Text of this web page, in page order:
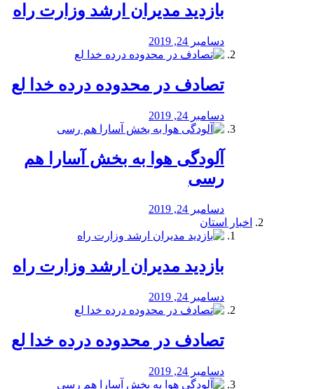
بازدید مدیران ارشد وزارت راه
دسامبر 24, 2019
تصادف در محدوده درده خدا لع
دسامبر 24, 2019
آلودگی هوا به بخش آسارا هم
رسی
دسامبر 24, 2019
اخبار استان
بازدید مدیران ارشد وزارت راه
دسامبر 24, 2019
تصادف در محدوده درده خدا لع
دسامبر 24, 2019